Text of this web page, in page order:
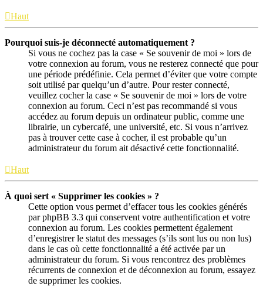
Haut
Pourquoi suis-je déconnecté automatiquement ?
Si vous ne cochez pas la case « Se souvenir de moi » lors de
votre connexion au forum, vous ne resterez connecté que pour
une période prédéfinie. Cela permet d’éviter que votre compte
soit utilisé par quelqu’un d’autre. Pour rester connecté,
veuillez cocher la case « Se souvenir de moi » lors de votre
connexion au forum. Ceci n’est pas recommandé si vous
accédez au forum depuis un ordinateur public, comme une
librairie, un cybercafé, une université, etc. Si vous n’arrivez
pas à trouver cette case à cocher, il est probable qu’un
administrateur du forum ait désactivé cette fonctionnalité.
Haut
À quoi sert « Supprimer les cookies » ?
Cette option vous permet d’effacer tous les cookies générés
par phpBB 3.3 qui conservent votre authentification et votre
connexion au forum. Les cookies permettent également
d’enregistrer le statut des messages (s’ils sont lus ou non lus)
dans le cas où cette fonctionnalité a été activée par un
administrateur du forum. Si vous rencontrez des problèmes
récurrents de connexion et de déconnexion au forum, essayez
de supprimer les cookies.